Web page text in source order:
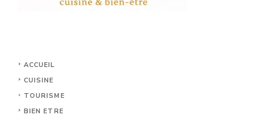
ACCUEIL
CUISINE
TOURISME
BIEN ETRE